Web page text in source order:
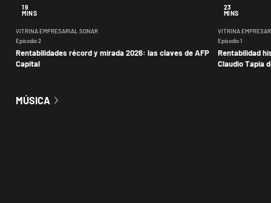
19
MINS
VITRINA EMPRESARIAL SONAR
Episodio 2
Rentabilidades récord y mirada 2026: las claves de AFP
Capital
23
MINS
VITRINA
Episodio 1
Rentabilidad
Claudio Tapia
MÚSICA